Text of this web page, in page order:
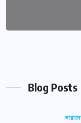
Blog Posts